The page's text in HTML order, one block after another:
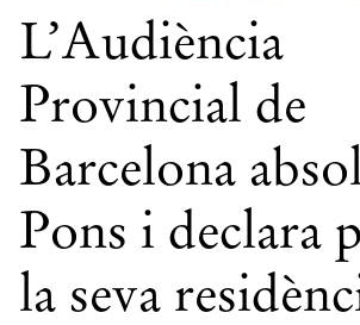
L’Audiència
Provincial de
Barcelona
Pons i declara
la seva